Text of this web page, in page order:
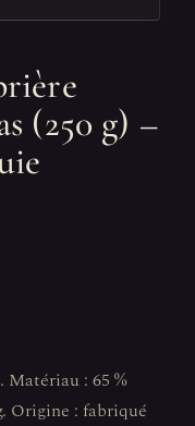
(250 g) –
Matériau : 65 %
Origine : fabriqué